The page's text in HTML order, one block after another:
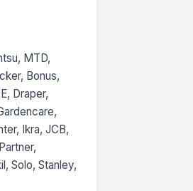
MTD,
Bonus,
Draper,
Ikra, JCB,
Solo, Stanley,